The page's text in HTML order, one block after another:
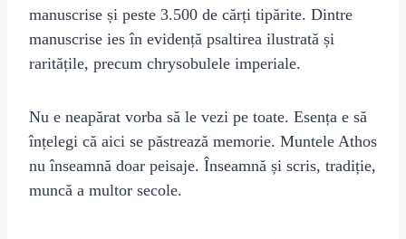
manuscrise și peste 3.500 de cărți tipărite. Dintre
manuscrise ies în evidență psaltirea ilustrată și
raritățile, precum chrysobulele imperiale.
Nu e neapărat vorba să le vezi pe toate. Esența e să
înțelegi că aici se păstrează memorie. Muntele Athos
nu înseamnă doar peisaje. Înseamnă și scris, tradiție,
muncă a multor secole.